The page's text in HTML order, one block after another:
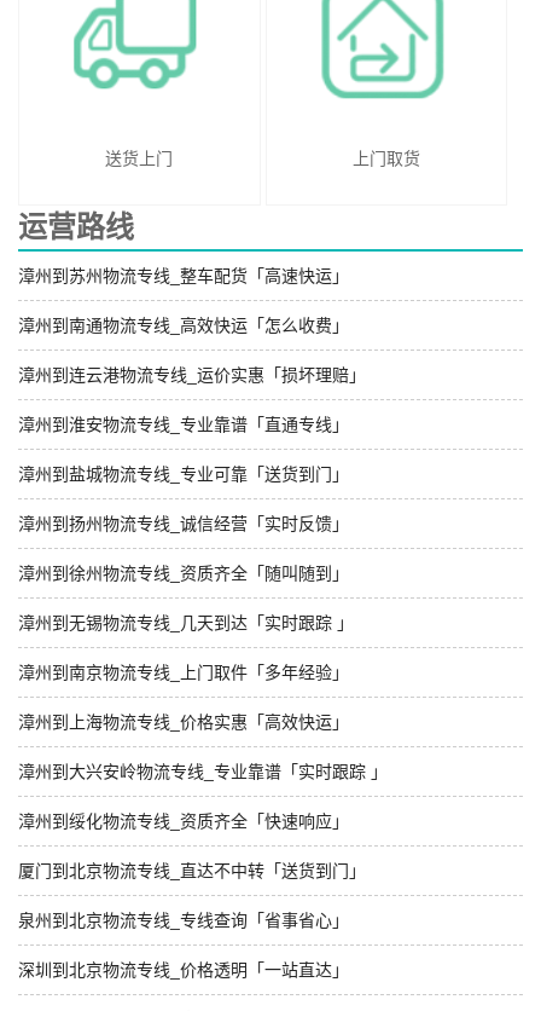
送货上门 上门取货
运营路线
漳州到苏州物流专线_整车配货「高速快运」
漳州到南通物流专线_高效快运「怎么收费」
漳州到连云港物流专线_运价实惠「损坏理赔」
漳州到淮安物流专线_专业靠谱「直通专线」
漳州到盐城物流专线_专业可靠「送货到门」
漳州到扬州物流专线_诚信经营「实时反馈」
漳州到徐州物流专线_资质齐全「随叫随到」
漳州到无锡物流专线_几天到达「实时跟踪 」
漳州到南京物流专线_上门取件「多年经验」
漳州到上海物流专线_价格实惠「高效快运」
漳州到大兴安岭物流专线_专业靠谱「实时跟踪 」
漳州到绥化物流专线_资质齐全「快速响应」
厦门到北京物流专线_直达不中转「送货到门」
泉州到北京物流专线_专线查询「省事省心」
深圳到北京物流专线_价格透明「一站直达」